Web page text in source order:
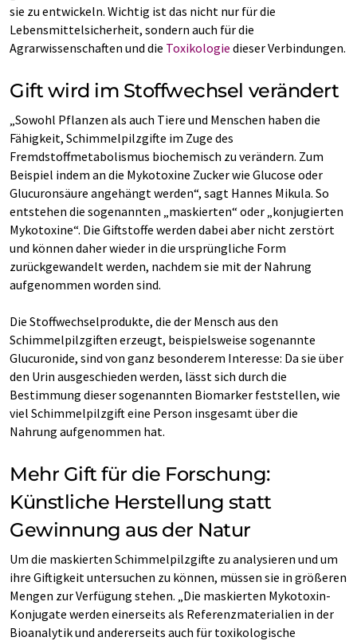
sie zu entwickeln. Wichtig ist das nicht nur für die
Lebensmittelsicherheit, sondern auch für die
Agrarwissenschaften und die Toxikologie dieser Verbindungen.
Gift wird im Stoffwechsel verändert
„Sowohl Pflanzen als auch Tiere und Menschen haben die
Fähigkeit, Schimmelpilzgifte im Zuge des
Fremdstoffmetabolismus biochemisch zu verändern. Zum
Beispiel indem an die Mykotoxine Zucker wie Glucose oder
Glucuronsäure angehängt werden“, sagt Hannes Mikula. So
entstehen die sogenannten „maskierten“ oder „konjugierten
Mykotoxine“. Die Giftstoffe werden dabei aber nicht zerstört
und können daher wieder in die ursprüngliche Form
zurückgewandelt werden, nachdem sie mit der Nahrung
aufgenommen worden sind.
Die Stoffwechselprodukte, die der Mensch aus den
Schimmelpilzgiften erzeugt, beispielsweise sogenannte
Glucuronide, sind von ganz besonderem Interesse: Da sie über
den Urin ausgeschieden werden, lässt sich durch die
Bestimmung dieser sogenannten Biomarker feststellen, wie
viel Schimmelpilzgift eine Person insgesamt über die
Nahrung aufgenommen hat.
Mehr Gift für die Forschung:
Künstliche Herstellung statt
Gewinnung aus der Natur
Um die maskierten Schimmelpilzgifte zu analysieren und um
ihre Giftigkeit untersuchen zu können, müssen sie in größeren
Mengen zur Verfügung stehen. „Die maskierten Mykotoxin-
Konjugate werden einerseits als Referenzmaterialien in der
Bioanalytik und andererseits auch für toxikologische